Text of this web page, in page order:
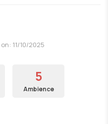
11/10/2025
5
Ambience